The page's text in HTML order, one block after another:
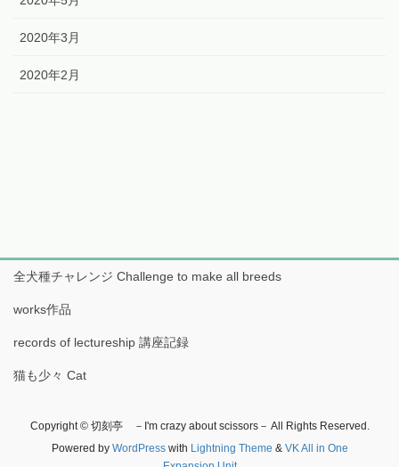
2020年3月
2020年2月
全犬種チャレンジ Challenge to make all breeds
works作品
records of lectureship 講座記録
猫も少々 Cat
Copyright © 切刻亭 －I'm crazy about scissors－ All Rights Reserved.
Powered by WordPresswith Lightning Theme & VK All in One